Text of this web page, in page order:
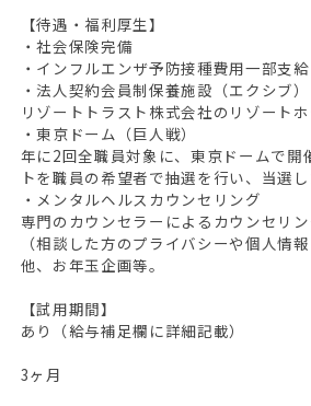
【待遇・福利厚生】
・社会保険完備
・インフルエンザ予防接種費用一部支給
・法人契約会員制保養施設（エクシブ
リゾートトラスト株式会社のリゾートホ
・東京ドーム（巨人戦）
年に2回全職員対象に、東京ドームで開
トを職員の希望者で抽選を行い、当選
・メンタルヘルスカウンセリング
専門のカウンセラーによるカウンセリン
（相談した方のプライバシーや個人情報
他、お年玉企画等。
【試用期間】
あり（給与補足欄に詳細記載）
3ヶ月